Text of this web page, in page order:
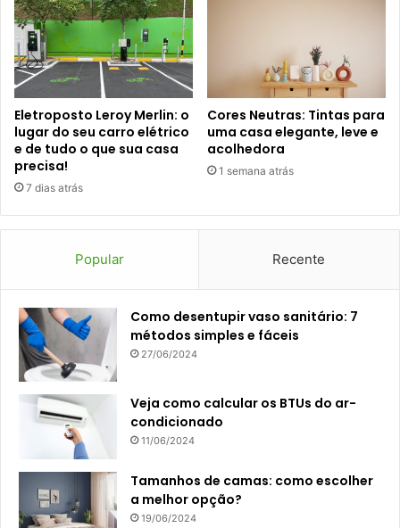
Eletroposto Leroy Merlin: o
lugar do seu carro elétrico
e de tudo o que sua casa
precisa!
7 dias atrás
Cores Neutras: Tintas para
uma casa elegante, leve e
acolhedora
1 semana atrás
Popular Recente
Como desentupir vaso sanitário: 7
métodos simples e fáceis
27/06/2024
Veja como calcular os BTUs do ar-
condicionado
11/06/2024
Tamanhos de camas: como escolher
a melhor opção?
19/06/2024